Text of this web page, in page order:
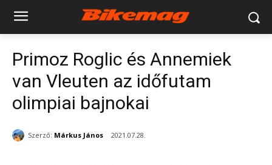
Primoz Roglic és Annemiek
van Vleuten az időfutam
olimpiai bajnokai
Szerző: Márkus János 2021.07.28.